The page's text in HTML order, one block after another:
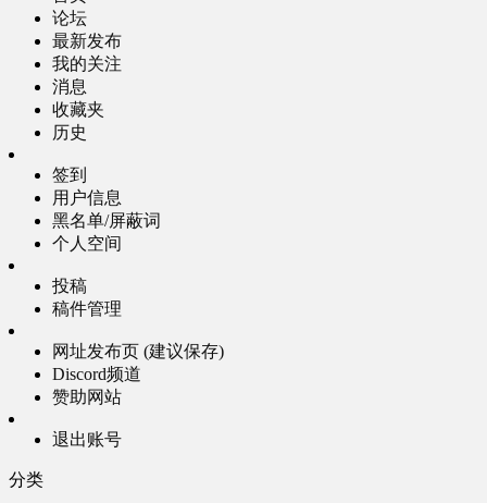
论坛
最新发布
我的关注
消息
收藏夹
历史
签到
用户信息
黑名单/屏蔽词
个人空间
投稿
稿件管理
网址发布页 (建议保存)
Discord频道
赞助网站
退出账号
分类